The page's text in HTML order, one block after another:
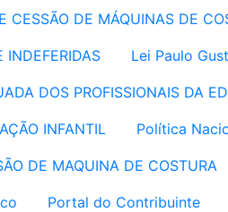
CESSÃO DE MÁQUINAS DE
INDEFERIDAS Lei Paulo
DOS PROFISSIONAIS DA
INFANTIL Política
DE MAQUINA DE COSTURA
Portal do Contribuinte